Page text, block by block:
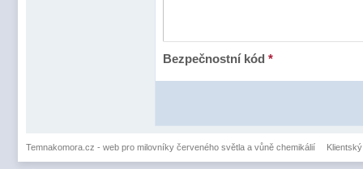
Bezpečnostní kód *
Temnakomora.cz - web pro milovníky červeného světla a vůně chemikálií